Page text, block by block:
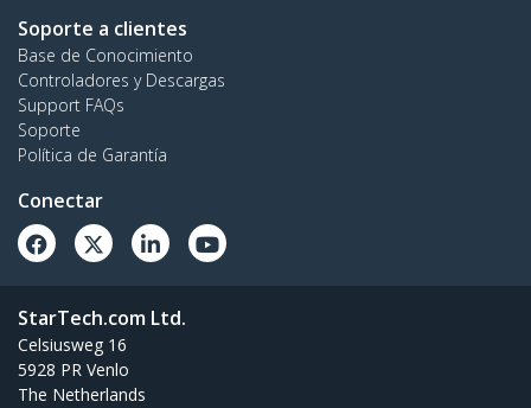
Soporte a clientes
Base de Conocimiento
Controladores y Descargas
Support FAQs
Soporte
Política de Garantía
Conectar
StarTech.com Ltd.
Celsiusweg 16
5928 PR Venlo
The Netherlands